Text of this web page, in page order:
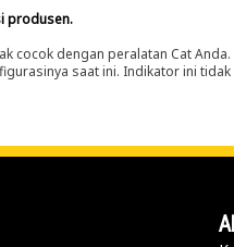
produsen.
dengan peralatan Cat
saat ini. Indikator ini